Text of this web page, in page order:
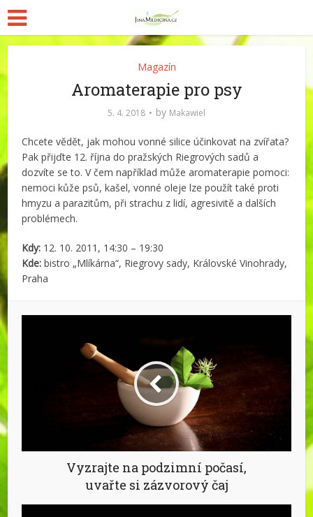
Magazín
Aromaterapie pro psy
5. 4. 2018 by Makawiel
Chcete vědět, jak mohou vonné silice účinkovat na zvířata?
Pak přijďte 12. října do pražských Riegrových sadů a
dozvíte se to. V čem například může aromaterapie pomoci:
nemoci kůže psů, kašel, vonné oleje lze použít také proti
hmyzu a parazitům, při strachu z lidí, agresivitě a dalších
problémech.
Kdy: 12. 10. 2011, 14:30 – 19:30
Kde: bistro „Mlíkárna“, Riegrovy sady, Královské Vinohrady,
Praha
Vyzrajte na podzimní počasí,
uvařte si zázvorový čaj